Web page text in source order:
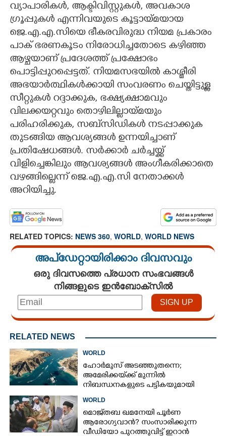
വ്യാപാരികൾ,​ ആക്ടിവിസ്റ്റുകൾ,​ അവകാശ
ഗ്രൂപ്പുകൾ എന്നിവയുടെ കൂട്ടായ്മയായ
ജെ.എ.എ.സിയെ ഭീകരവിരുദ്ധ നിയമ പ്രകാരം
പാക് ഭരണകൂടം നിരോധിച്ചതോടെ കഴിഞ്ഞ
ആഴ്ചയാണ് പ്രദേശത്ത് പ്രക്ഷോഭം
പൊട്ടിപ്പുറപ്പെട്ടത്. നിയമസഭയിൽ കാശ്മീരി
അഭയാർത്ഥികൾക്കായി സംവരണം ചെയ്തിട്ടുള്ള
സീറ്റുകൾ റദ്ദാക്കുക,​ ഭക്ഷ്യക്ഷാമവും
വിലക്കയറ്റവും തൊഴിലില്ലായ്മയും
പരിഹരിക്കുക,​ സബ്സിഡികൾ നടപ്പാക്കുക
തുടങ്ങിയ ആവശ്യങ്ങൾ ഉന്നയിച്ചാണ്
പ്രതിഷേധങ്ങൾ. സർക്കാർ ചർച്ചയ്ക്ക്
വിളിച്ചെങ്കിലും ആവശ്യങ്ങൾ അംഗീകരിക്കാതെ
വഴങ്ങില്ലെന്ന് ജെ.എ.എ.സി നേതാക്കൾ
അറിയിച്ചു.
RELATED TOPICS: NEWS 360, WORLD, WORLD NEWS
അപ്ഡേറ്റായിരിക്കാം ദിവസവും
ഒരു ദിവസത്തെ പ്രധാന സംഭവങ്ങൾ
നിങ്ങളുടെ ഇൻബോക്സിൽ
RELATED NEWS
WORLD
ഹോർമുസ് അടഞ്ഞുതന്നെ;
അമേരിക്കയ്‌ക്ക് മുന്നിൽ
നിബന്ധനകളുടെ പട്ടികയുമായി
WORLD
മൊജ്‌തബ ഖമനേയി പൂർണ
ആരോഗ്യവാൻ? സംസാരിക്കുന്ന
വീഡിയോ പുറത്തുവിട്ട് ഇറാൻ